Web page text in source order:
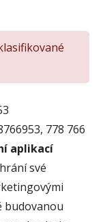
778 766
aplikací
své
budovanou